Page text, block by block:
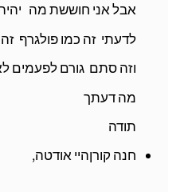
אבל אני חוששת מה
לדעתי זה כמו פולגרף זה
וזה סתם גורם לפעמים
מה דעתך
תודה
חנה קורןהיי אודטה,